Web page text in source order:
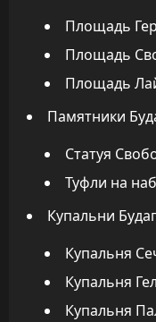
Площадь
Площадь
Площадь
Памятники
Статуя
Туфли на
Купальни
Купальня
Купальня
Купальня